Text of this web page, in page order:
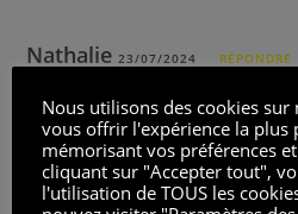
Nathalie23/07/2024 RÉPONDRE
Est-ce que Tony Estanguet avait
avant de prendre ce poste?
Nous utilisons des cookies
vous offrir l'expérience la plus
mémorisant vos préférences
cliquant sur "Accepter tout",
l'utilisation de TOUS les